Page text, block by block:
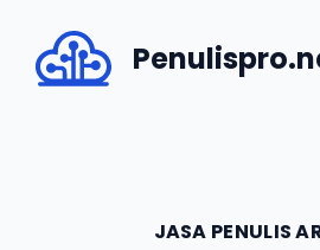
content
JASA PENULIS